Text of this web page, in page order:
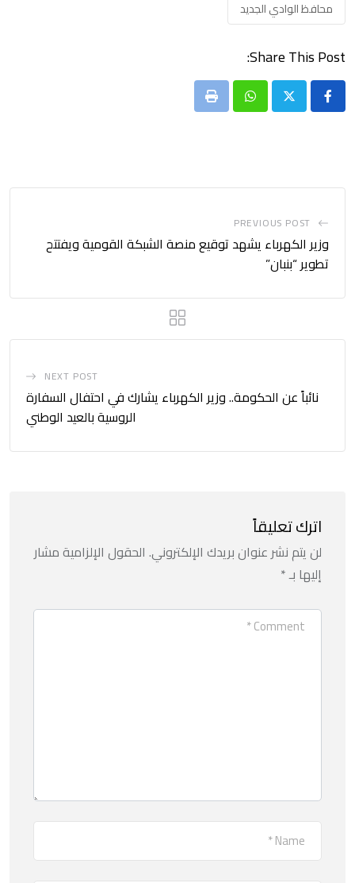
محافظ الوادي الجديد
Share This Post:
Whatsapp
Print
PREVIOUS POST
وزير الكهرباء يشهد توقيع منصة الشبكة القومية ويفتتح
تطوير “بنبان”
NEXT POST
نائباً عن الحكومة.. وزير الكهرباء يشارك في احتفال السفارة
الروسية بالعيد الوطني
اترك تعليقاً
لن يتم نشر عنوان بريدك الإلكتروني. الحقول الإلزامية مشار
إليها بـ*